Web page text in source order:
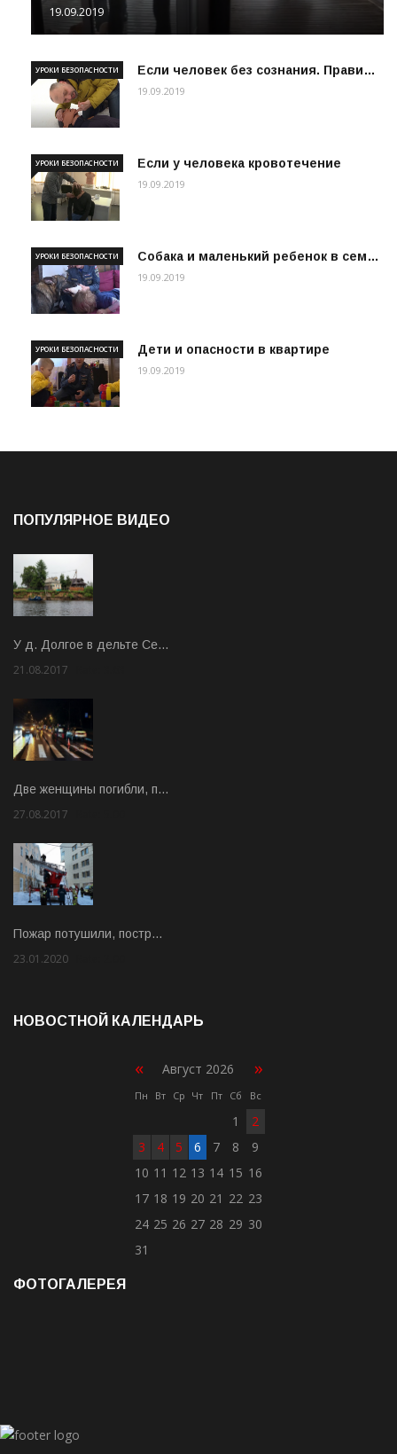
19.09.2019
Если человек без сознания. Прави…
УРОКИ БЕЗОПАСНОСТИ
19.09.2019
Если у человека кровотечение
УРОКИ БЕЗОПАСНОСТИ
19.09.2019
Собака и маленький ребенок в сем…
УРОКИ БЕЗОПАСНОСТИ
19.09.2019
Дети и опасности в квартире
УРОКИ БЕЗОПАСНОСТИ
19.09.2019
ПОПУЛЯРНОЕ ВИДЕО
У д. Долгое в дельте Се…
21.08.2017
Две женщины погибли, п…
27.08.2017
Пожар потушили, постр…
23.01.2020
НОВОСТНОЙ КАЛЕНДАРЬ
« Август 2026 »
Пн Вт Ср Чт Пт Сб Вс
1
2
3
4 5 6 7 8
9
10 11 12 13 14 15 16
17 18 19 20 21 22 23
24 25 26 27 28 29 30
31
ФОТОГАЛЕРЕЯ